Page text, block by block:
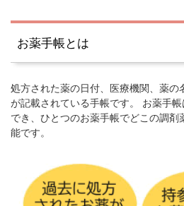
お薬手帳とは
処方された薬の日付、医療機関、薬の
が記載されている手帳です。 お薬手
でき、ひとつのお薬手帳でどこの調
能です。